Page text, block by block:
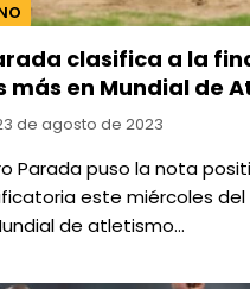
clasifica a la
más en Mundial de
de agosto de 2023
Parada puso la nota
este miércoles del
de atletismo…